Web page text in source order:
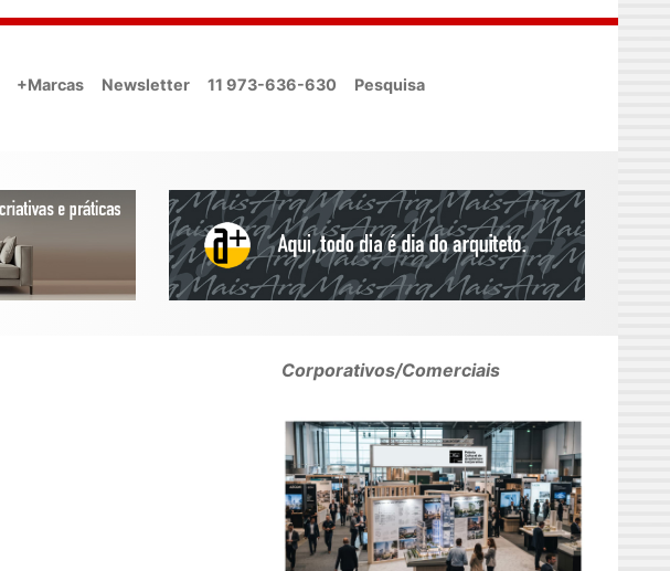
+Marcas Newsletter 11 973-636-630 Pesquisa
Corporativos/Comerciais